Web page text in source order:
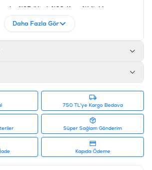
%95 (Hindi %26, Kuzu %14), Maya,
İçeriği %23, Ham Kül %8, Ham Lif %1, Nem
Vitamin D3 500 mg/kg, Vitamin E 5
mg/kg
RFT-029
Daha Fazla Gör
750 TL'ye Kargo Bedava
Süper Sağlam Gönderim
Kapıda Ödeme